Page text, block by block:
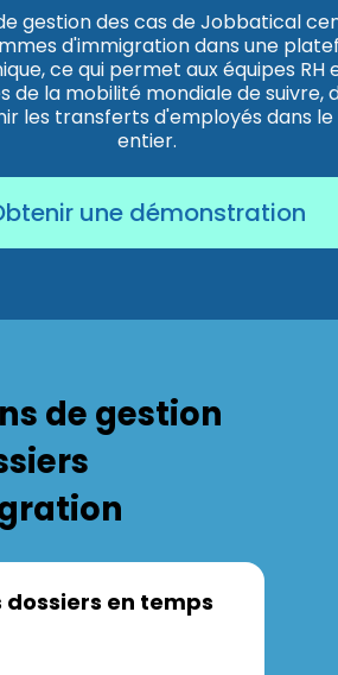
gestion des cas de Jobbatical
d'immigration dans une
ce qui permet aux équipes RH
de la mobilité mondiale de suivre,
les transferts d'employés dans
entier.
une démonstration
de gestion
dossiers en temps